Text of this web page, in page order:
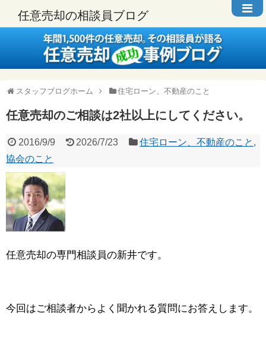
任意売却の相談員ブログ
スタッフブログホーム 住宅ローン、不動産のこと
任意売却のご相談は2社以上にしてください。
2016/9/9 2026/7/23 住宅ローン、不動産のこと ,
協会のこと
任意売却の専門相談員の新井です。
今回はご相談者からよく聞かれる質問にお答えします。